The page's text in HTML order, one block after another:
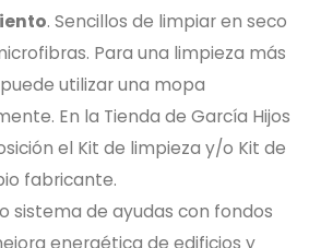
. Sencillos de limpiar en seco
Para una limpieza más
utilizar una mopa
En la Tienda de García Hijos
el Kit de limpieza y/o Kit de
fabricante.
sistema de ayudas con fondos